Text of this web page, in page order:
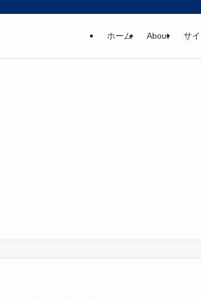
ホーム About サ